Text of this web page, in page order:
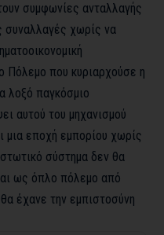
συμφωνίες ανταλλαγής
συναλλαγές χωρίς να
Πόλεμο που κυριαρχούσε η
λοξό παγκόσμιο
αυτού του μηχανισμού
μια εποχή εμπορίου χωρίς
σύστημα δεν θα
ως όπλο πόλεμο από
έχανε την εμπιστοσύνη